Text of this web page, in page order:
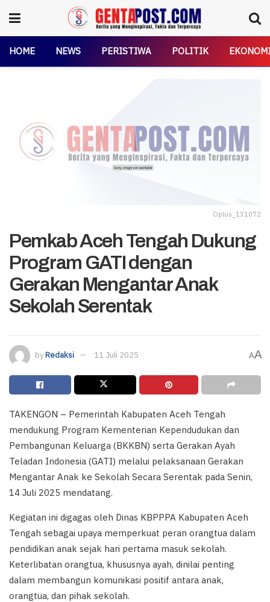
HOME NEWS PERISTIWA POLITIK
Oplus_131072
Pemkab Aceh Tengah Dukung
Program GATI dengan
Gerakan Mengantar Anak
Sekolah Serentak
byRedaksi 11 Juli 2025 AA
TAKENGON – Pemerintah Kabupaten Aceh Tengah
mendukung Program Kementerian Kependudukan dan
Pembangunan Keluarga (BKKBN) serta Gerakan Ayah
Teladan Indonesia (GATI) melalui pelaksanaan Gerakan
Mengantar Anak ke Sekolah Secara Serentak pada Senin,
14 Juli 2025 mendatang.
Kegiatan ini digagas oleh Dinas KBPPPA Kabupaten Aceh
Tengah sebagai upaya memperkuat peran orangtua dalam
pendidikan anak sejak hari pertama masuk sekolah.
Keterlibatan orangtua, khususnya ayah, dinilai penting
dalam membangun komunikasi positif antara anak,
orangtua, dan pihak sekolah.